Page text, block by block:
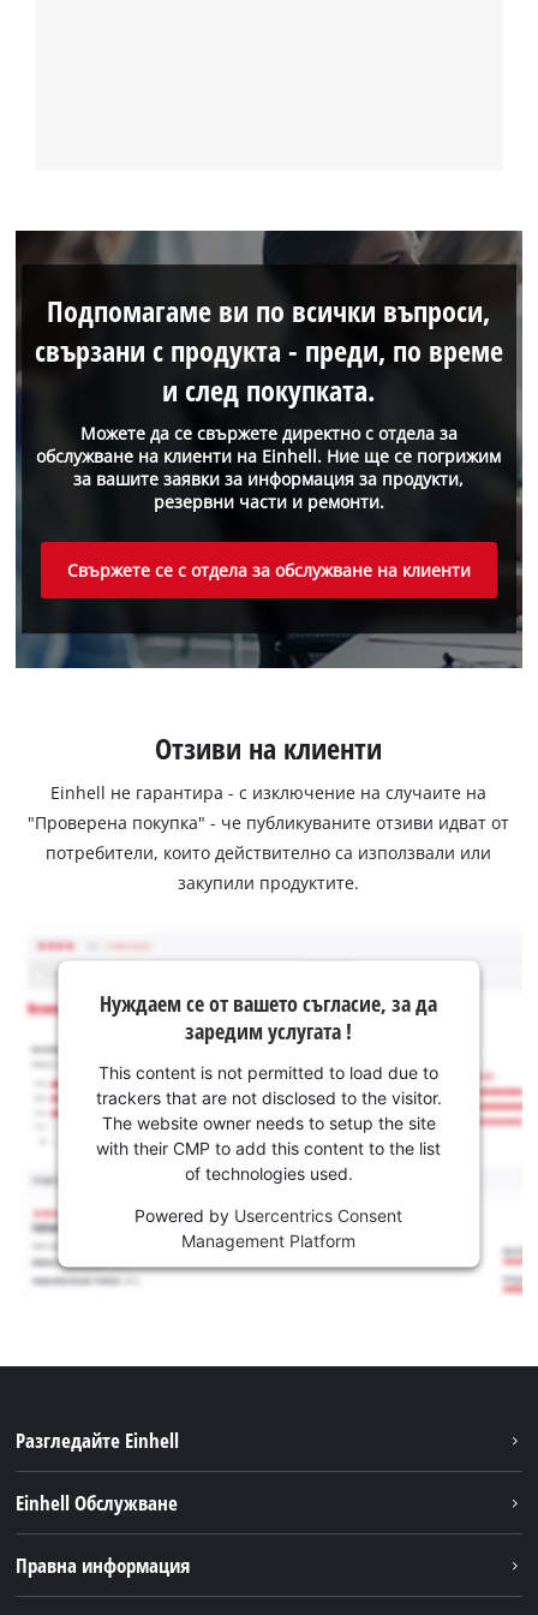
Можете да се свържете директно с отдела за
обслужване на клиенти на Einhell. Ние ще се погрижим
за вашите заявки за информация за продукти,
резервни части и ремонти.
Подпомагаме ви по всички въпроси,
свързани с продукта - преди, по време
и след покупката.
Свържете се с отдела за обслужване на клиенти
Отзиви на клиенти
Einhell не гарантира - с изключение на случаите на
"Проверена покупка" - че публикуваните отзиви идват от
потребители, които действително са използвали или
закупили продуктите.
Нуждаем се от вашето съгласие, за да
заредим услугата !
This content is not permitted to load due to
trackers that are not disclosed to the visitor.
The website owner needs to setup the site
with their CMP to add this content to the list
of technologies used.
Powered by Usercentrics Consent
Management Platform
Разгледайте Einhell
За нас
Einhell Обслужване
Правна информация